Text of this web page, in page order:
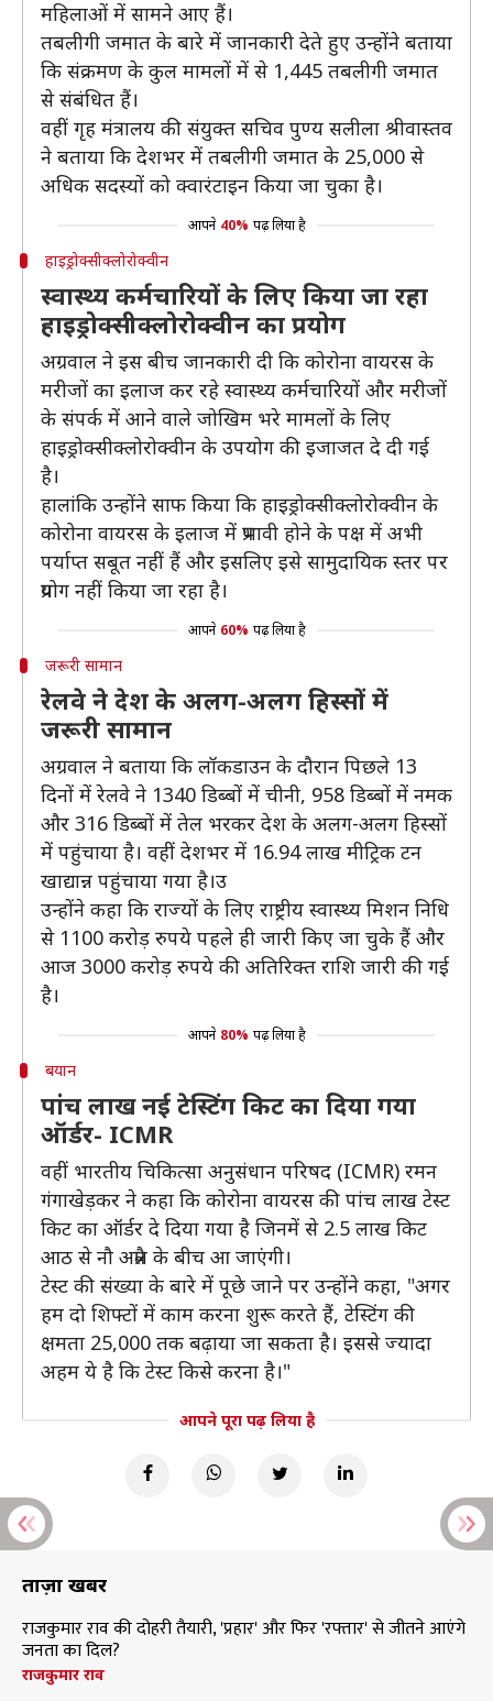
महिलाओं में सामने आए हैं।
तबलीगी जमात के बारे में जानकारी देते हुए उन्होंने बताया
कि संक्रमण के कुल मामलों में से 1,445 तबलीगी जमात
से संबंधित हैं।
वहीं गृह मंत्रालय की संयुक्त सचिव पुण्य सलीला श्रीवास्तव
ने बताया कि देशभर में तबलीगी जमात के 25,000 से
अधिक सदस्यों को क्वारंटाइन किया जा चुका है।
आपने 40% पढ़ लिया है
हाइड्रोक्सीक्लोरोक्वीन
स्वास्थ्य कर्मचारियों के लिए किया जा रहा
हाइड्रोक्सीक्लोरोक्वीन का प्रयोग
अग्रवाल ने इस बीच जानकारी दी कि कोरोना वायरस के
मरीजों का इलाज कर रहे स्वास्थ्य कर्मचारियों और मरीजों
के संपर्क में आने वाले जोखिम भरे मामलों के लिए
हाइड्रोक्सीक्लोरोक्वीन के उपयोग की इजाजत दे दी गई
है।
हालांकि उन्होंने साफ किया कि हाइड्रोक्सीक्लोरोक्वीन के
कोरोना वायरस के इलाज में प्रभावी होने के पक्ष में अभी
पर्याप्त सबूत नहीं हैं और इसलिए इसे सामुदायिक स्तर पर
प्रयोग नहीं किया जा रहा है।
आपने 60% पढ़ लिया है
जरूरी सामान
रेलवे ने देश के अलग-अलग हिस्सों में
जरूरी सामान
अग्रवाल ने बताया कि लॉकडाउन के दौरान पिछले 13
दिनों में रेलवे ने 1340 डिब्बों में चीनी, 958 डिब्बों में नमक
और 316 डिब्बों में तेल भरकर देश के अलग-अलग हिस्सों
में पहुंचाया है। वहीं देशभर में 16.94 लाख मीट्रिक टन
खाद्यान्न पहुंचाया गया है।उ
उन्होंने कहा कि राज्यों के लिए राष्ट्रीय स्वास्थ्य मिशन निधि
से 1100 करोड़ रुपये पहले ही जारी किए जा चुके हैं और
आज 3000 करोड़ रुपये की अतिरिक्त राशि जारी की गई
है।
आपने 80% पढ़ लिया है
बयान
पांच लाख नई टेस्टिंग किट का दिया गया
ऑर्डर- ICMR
वहीं भारतीय चिकित्सा अनुसंधान परिषद (ICMR) रमन
गंगाखेड़कर ने कहा कि कोरोना वायरस की पांच लाख टेस्ट
किट का ऑर्डर दे दिया गया है जिनमें से 2.5 लाख किट
आठ से नौ अप्रैल के बीच आ जाएंगी।
टेस्ट की संख्या के बारे में पूछे जाने पर उन्होंने कहा, "अगर
हम दो शिफ्टों में काम करना शुरू करते हैं, टेस्टिंग की
क्षमता 25,000 तक बढ़ाया जा सकता है। इससे ज्यादा
अहम ये है कि टेस्ट किसे करना है।"
आपने पूरा पढ़ लिया है
ताज़ा खबरें
राजकुमार राव की दोहरी तैयारी, 'प्रहार' और फिर 'रफ्तार' से जीतने आएंगे
जनता का दिल?
राजकुमार राव